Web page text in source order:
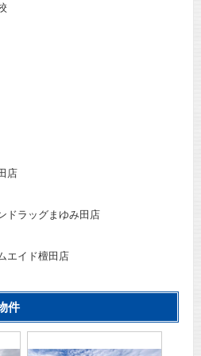
店
ドラッグまゆみ田店
エイド檀田店
件